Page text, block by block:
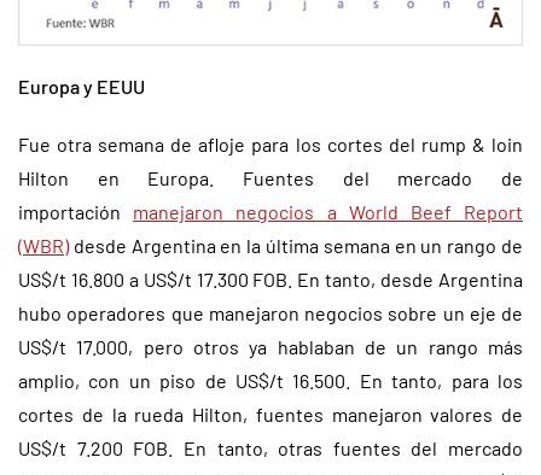
Europa y EEUU
Fue otra semana de afloje para los cortes del rump & loin
Hilton en Europa. Fuentes del mercado de
importación manejaron negocios a World Beef Report
(WBR)desde Argentina en la última semana en un rango de
US$/t 16.800 a US$/t 17.300 FOB. En tanto, desde Argentina
hubo operadores que manejaron negocios sobre un eje de
US$/t 17.000, pero otros ya hablaban de un rango más
amplio, con un piso de US$/t 16.500. En tanto, para los
cortes de la rueda Hilton, fuentes manejaron valores de
US$/t 7.200 FOB. En tanto, otras fuentes del mercado